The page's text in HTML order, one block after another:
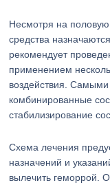
Несмотря на
средства
рекомендует
применением
воздействия.
комбинированные
стабилизирование
Схема лечения
назначений и
вылечить геморрой.